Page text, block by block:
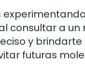
consultar a un
y
futuras